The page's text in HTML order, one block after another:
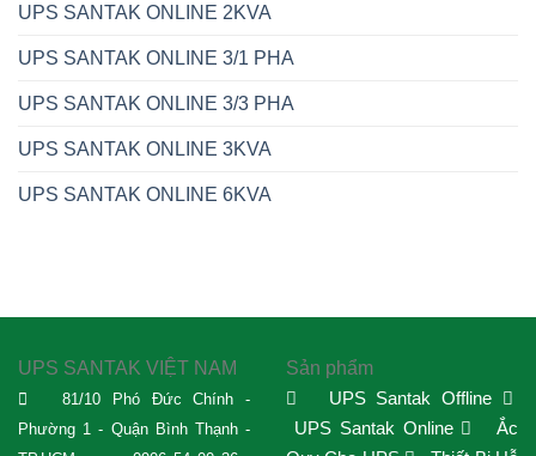
UPS SANTAK ONLINE 2KVA
UPS SANTAK ONLINE 3/1 PHA
UPS SANTAK ONLINE 3/3 PHA
UPS SANTAK ONLINE 3KVA
UPS SANTAK ONLINE 6KVA
UPS SANTAK VIỆT NAM
81/10 Phó Đức Chính -
Phường 1 - Quận Bình Thạnh -
Sản phẩm
UPS Santak Offline
UPS Santak Online
Ắc